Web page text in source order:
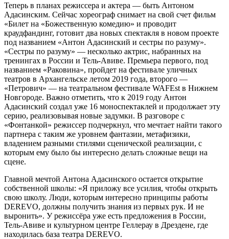
Теперь в планах режиссера и актера — быть Антоном
Адасинским. Сейчас хореограф снимает на свой счет фильм
«Билет на «Божественную комедию» и проводит
краудфандинг, готовит два новых спектакля в новом проекте
под названием «Антон Адасинский и сестры по разуму».
«Сестры по разуму» — несколько актрис, набранных на
тренингах в России и Тель-Авиве. Премьера первого, под
названием «Раковина», пройдет на фестивале уличных
театров в Архангельске летом 2019 года, второго —
«Петрович» — на театральном фестивале WAFEst в Нижнем
Новгороде. Важно отметить, что к 2019 году Антон
Адасинский создал уже 16 моноспектаклей и продолжает эту
серию, реализовывая новые задумки. В разговоре с
«Фонтанкой» режиссер подчеркнул, что мечтает найти такого
партнера с таким же уровнем фантазии, метафизики,
владением разными стилями сценической реализации, с
которым ему было бы интересно делать сложные вещи на
сцене.
Главной мечтой Антона Адасинского остается открытие
собственной школы: «Я приложу все усилия, чтобы открыть
свою школу. Люди, которым интересно принципы работы
DEREVO, должны получить знания из первых рук. И не
выронить». У режиссёра уже есть предложения в России,
Тель-Авиве и культурном центре Геллерау в Дрездене, где
находилась база театра DEREVO.